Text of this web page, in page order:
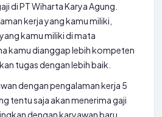
di PT Wiharta Karya Agung.
kerja yang kamu miliki,
kamu miliki di mata
kamu dianggap lebih kompeten
tugas dengan lebih baik.
dengan pengalaman kerja 5
tentu saja akan menerima gaji
dengan karyawan baru